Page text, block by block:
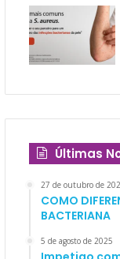
Últimas
27 de outubro de
COMO
BACTERIANA
5 de agosto de 2025